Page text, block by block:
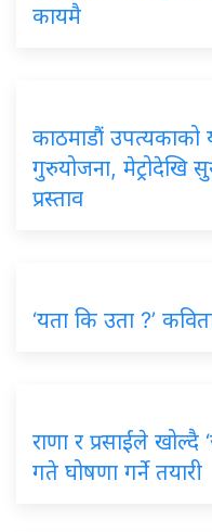
कायमै
काठमाडौं उपत्यकाको
गुरुयोजना, मेट्रोदेखि
प्रस्ताव
‘यता कि उता ?’
राणा र प्रसाईंले खोल्दै
गते घोषणा गर्ने तयारी